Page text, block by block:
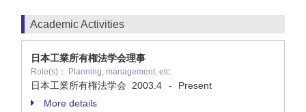
Academic Activities
日本工業所有権法学会理事
Role(s)： Planning, management, etc.
日本工業所有権法学会 2003.4 -
Present
More details